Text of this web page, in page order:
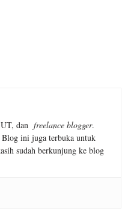
dan freelance blogger.
Blog ini juga terbuka untuk
sudah berkunjung ke blog